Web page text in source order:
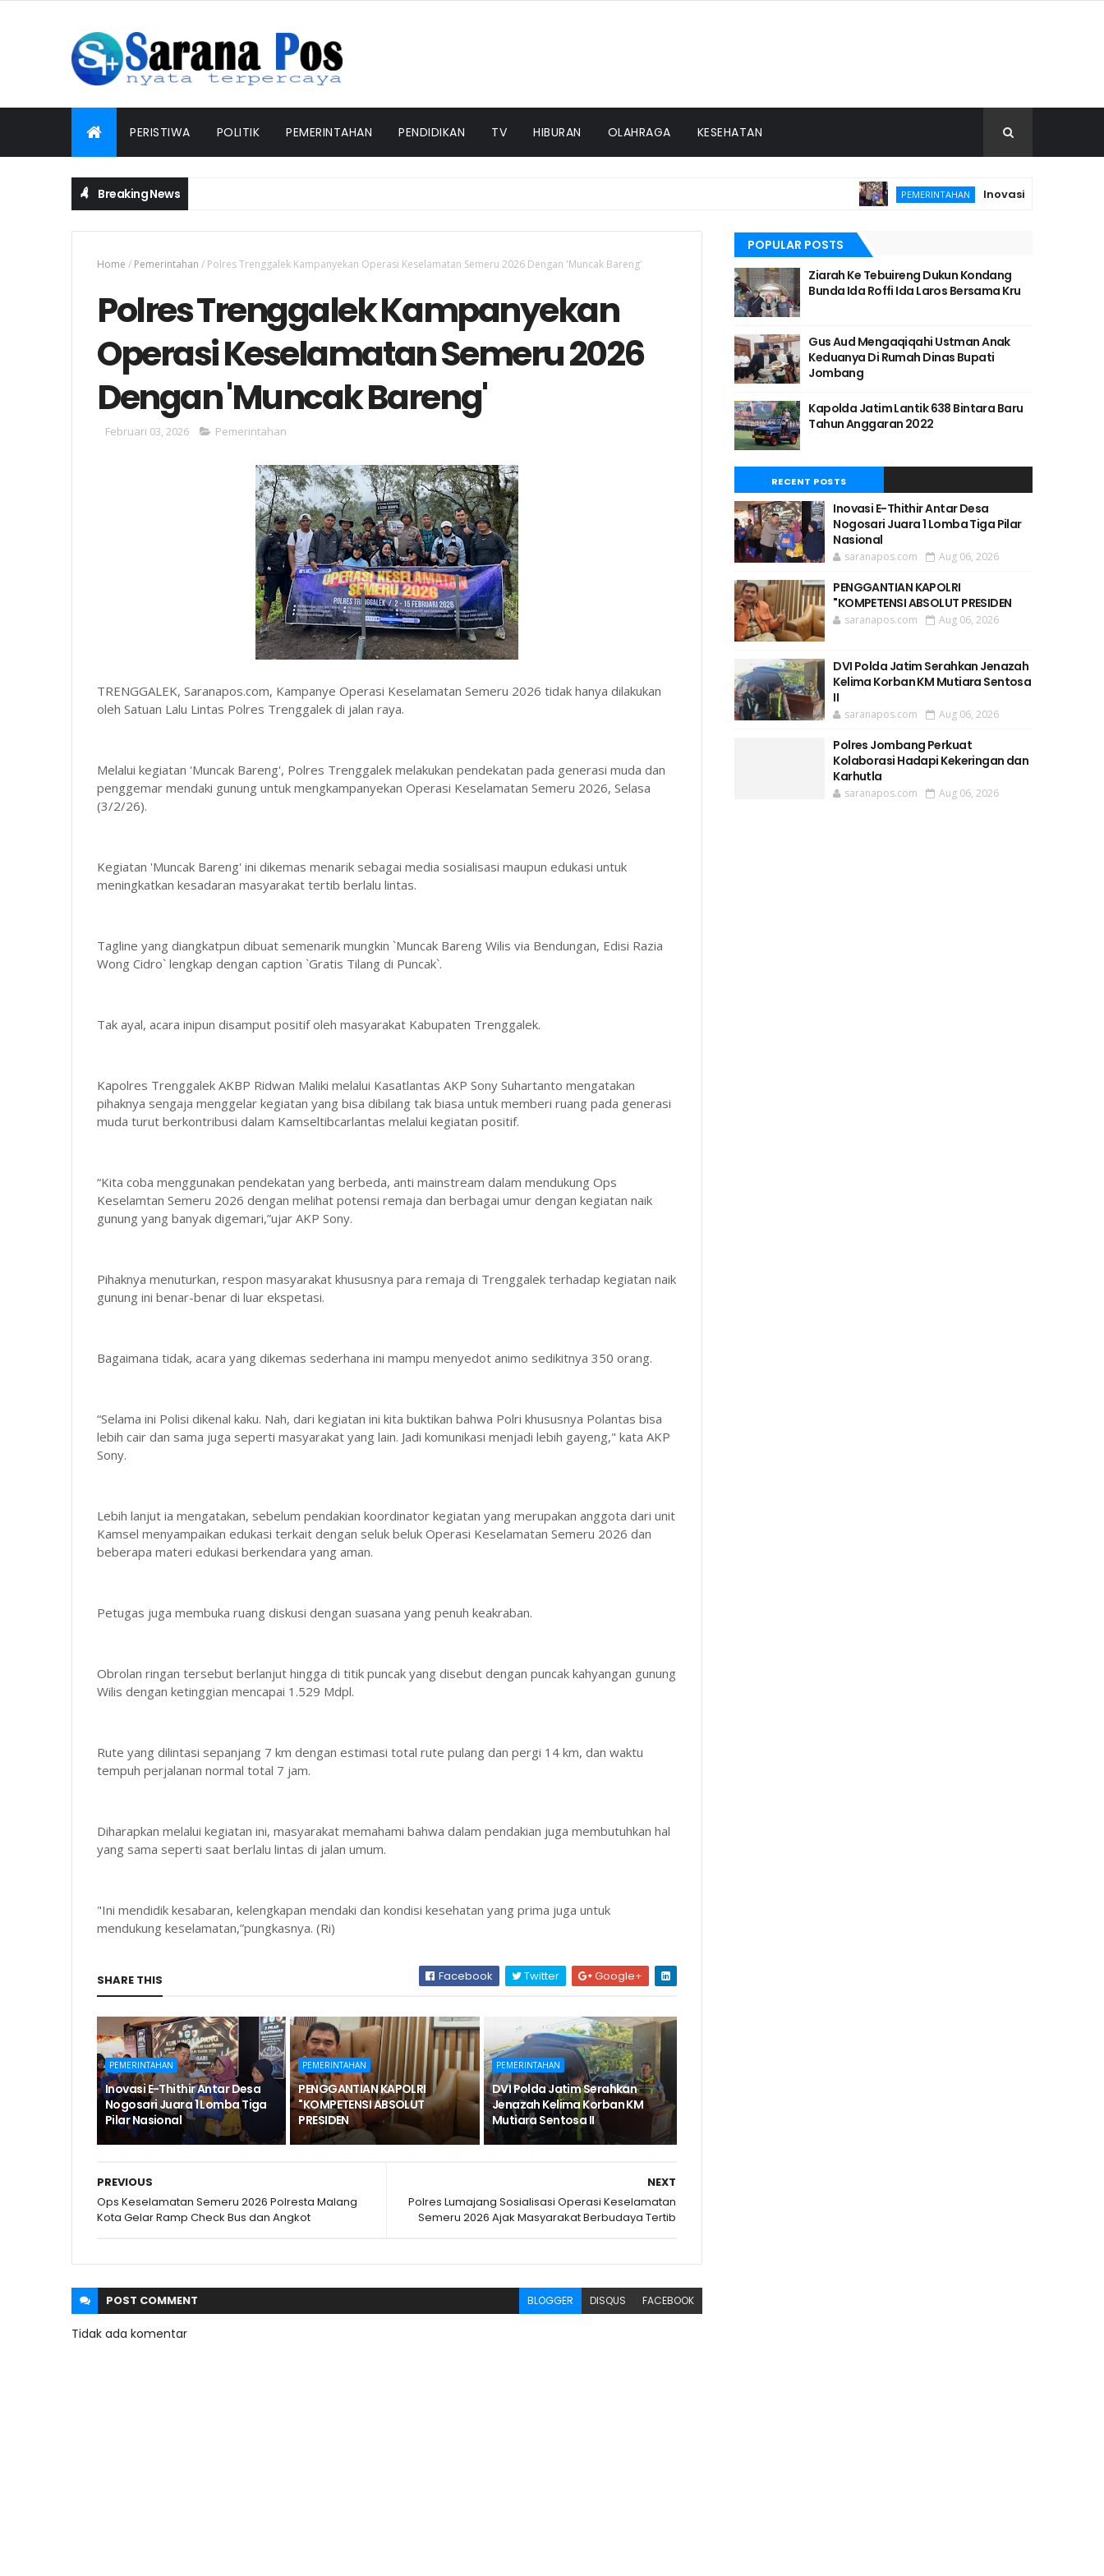
PERISTIWA POLITIK PEMERINTAHAN PENDIDIKAN TV HIBURAN OLAHRAGA KESEHATAN
Breaking News PEMERINTAHAN Inovasi E-Thithir Antar
Home / Pemerintahan / Polres Trenggalek Kampanyekan Operasi Keselamatan Semeru 2026 Dengan 'Muncak Bareng'
Polres Trenggalek Kampanyekan
Operasi Keselamatan Semeru 2026
Dengan 'Muncak Bareng'
Februari 03, 2026 Pemerintahan
TRENGGALEK, Saranapos.com, Kampanye Operasi Keselamatan Semeru 2026 tidak hanya dilakukan
oleh Satuan Lalu Lintas Polres Trenggalek di jalan raya.
Melalui kegiatan 'Muncak Bareng', Polres Trenggalek melakukan pendekatan pada generasi muda dan
penggemar mendaki gunung untuk mengkampanyekan Operasi Keselamatan Semeru 2026, Selasa
(3/2/26).
Kegiatan 'Muncak Bareng' ini dikemas menarik sebagai media sosialisasi maupun edukasi untuk
meningkatkan kesadaran masyarakat tertib berlalu lintas.
Tagline yang diangkatpun dibuat semenarik mungkin `Muncak Bareng Wilis via Bendungan, Edisi Razia
Wong Cidro` lengkap dengan caption `Gratis Tilang di Puncak`.
Tak ayal, acara inipun disamput positif oleh masyarakat Kabupaten Trenggalek.
Kapolres Trenggalek AKBP Ridwan Maliki melalui Kasatlantas AKP Sony Suhartanto mengatakan
pihaknya sengaja menggelar kegiatan yang bisa dibilang tak biasa untuk memberi ruang pada generasi
muda turut berkontribusi dalam Kamseltibcarlantas melalui kegiatan positif.
“Kita coba menggunakan pendekatan yang berbeda, anti mainstream dalam mendukung Ops
Keselamtan Semeru 2026 dengan melihat potensi remaja dan berbagai umur dengan kegiatan naik
gunung yang banyak digemari,”ujar AKP Sony.
Pihaknya menuturkan, respon masyarakat khususnya para remaja di Trenggalek terhadap kegiatan naik
gunung ini benar-benar di luar ekspetasi.
Bagaimana tidak, acara yang dikemas sederhana ini mampu menyedot animo sedikitnya 350 orang.
“Selama ini Polisi dikenal kaku. Nah, dari kegiatan ini kita buktikan bahwa Polri khususnya Polantas bisa
lebih cair dan sama juga seperti masyarakat yang lain. Jadi komunikasi menjadi lebih gayeng," kata AKP
Sony.
Lebih lanjut ia mengatakan, sebelum pendakian koordinator kegiatan yang merupakan anggota dari unit
Kamsel menyampaikan edukasi terkait dengan seluk beluk Operasi Keselamatan Semeru 2026 dan
beberapa materi edukasi berkendara yang aman.
Petugas juga membuka ruang diskusi dengan suasana yang penuh keakraban.
Obrolan ringan tersebut berlanjut hingga di titik puncak yang disebut dengan puncak kahyangan gunung
Wilis dengan ketinggian mencapai 1.529 Mdpl.
Rute yang dilintasi sepanjang 7 km dengan estimasi total rute pulang dan pergi 14 km, dan waktu
tempuh perjalanan normal total 7 jam.
Diharapkan melalui kegiatan ini, masyarakat memahami bahwa dalam pendakian juga membutuhkan hal
yang sama seperti saat berlalu lintas di jalan umum.
"Ini mendidik kesabaran, kelengkapan mendaki dan kondisi kesehatan yang prima juga untuk
mendukung keselamatan,”pungkasnya. (Ri)
SHARE THIS Facebook Twitter Google+
PEMERINTAHAN
Inovasi E-Thithir Antar Desa
Nogosari Juara 1 Lomba Tiga
Pilar Nasional
PEMERINTAHAN
PENGGANTIAN KAPOLRI
"KOMPETENSI ABSOLUT
PRESIDEN
PEMERINTAHAN
DVI Polda Jatim Serahkan
Jenazah Kelima Korban KM
Mutiara Sentosa II
NEXT
Polres Lumajang Sosialisasi Operasi Keselamatan
Semeru 2026 Ajak Masyarakat Berbudaya Tertib
PREVIOUS
Ops Keselamatan Semeru 2026 Polresta Malang
Kota Gelar Ramp Check Bus dan Angkot
POST COMMENT BLOGGER DISQUS FACEBOOK
Tidak ada komentar
POPULAR POSTS
Ziarah Ke Tebuireng Dukun Kondang
Bunda Ida Roffi Ida Laros Bersama Kru
Gus Aud Mengaqiqahi Ustman Anak
Keduanya Di Rumah Dinas Bupati
Jombang
Kapolda Jatim Lantik 638 Bintara Baru
Tahun Anggaran 2022
RECENT POSTS
Inovasi E-Thithir Antar Desa
Nogosari Juara 1 Lomba Tiga Pilar
Nasional
saranapos.com Aug 06, 2026
PENGGANTIAN KAPOLRI
"KOMPETENSI ABSOLUT PRESIDEN
saranapos.com Aug 06, 2026
DVI Polda Jatim Serahkan Jenazah
Kelima Korban KM Mutiara Sentosa
II
saranapos.com Aug 06, 2026
Polres Jombang Perkuat
Kolaborasi Hadapi Kekeringan dan
Karhutla
saranapos.com Aug 06, 2026